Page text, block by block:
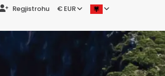
Regjistrohu € EUR